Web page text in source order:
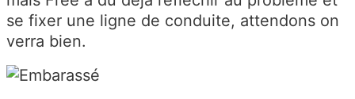
se fixer une ligne de conduite, attendons on
verra bien.